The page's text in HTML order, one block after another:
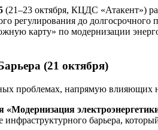
(21–23 октября, КЦДС «Атакент»)
регулирования до
карту» по модернизации
(21 октября)
проблемах, напрямую влияющих
«Модернизация
барьера,